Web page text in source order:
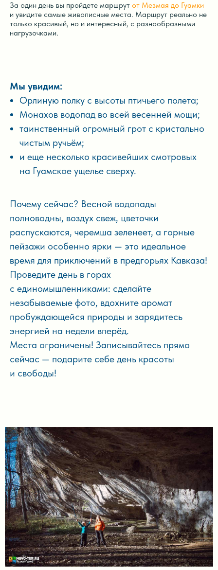
За один день вы пройдете маршрут от Мезмая до Гуамки
и увидите самые живописные места. Маршрут реально не
только красивый, но и интересный, с разнообразными
нагрузочками.
Мы увидим:
Орлиную полку с высоты птичьего полета;
Монахов водопад во всей весенней мощи;
таинственный огромный грот с кристально
чистым ручьём;
и еще несколько красивейших смотровых
на Гуамское ущелье сверху.
Почему сейчас? Весной водопады
полноводны, воздух свеж, цветочки
распускаются, черемша зеленеет, а горные
пейзажи особенно ярки — это идеальное
время для приключений в предгорьях Кавказа!
Проведите день в горах
с единомышленниками: сделайте
незабываемые фото, вдохните аромат
пробуждающейся природы и зарядитесь
энергией на недели вперёд.
Места ограничены! Записывайтесь прямо
сейчас — подарите себе день красоты
и свободы!